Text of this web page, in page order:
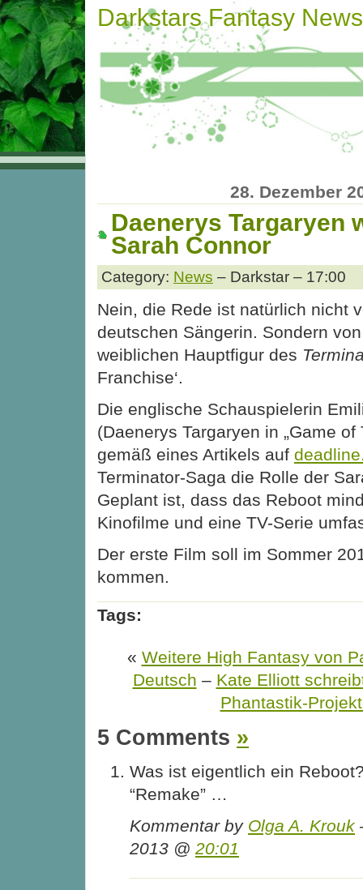
Darkstars Fantasy News
28. Dezember
Daenerys Targaryen
Sarah Connor
Category: News – Darkstar – 17:00
Nein, die Rede ist natürlich nicht
deutschen Sängerin. Sondern
weiblichen Hauptfigur des
Franchise‘.
Die englische Schauspielerin
(Daenerys Targaryen in „Game of
gemäß eines Artikels auf
Terminator-Saga die Rolle der
Geplant ist, dass das Reboot
Kinofilme und eine TV-Serie
Der erste Film soll im Sommer
kommen.
Tags:
« Weitere High Fantasy von
Deutsch – Kate Elliott
Phantastik-
5 Comments »
Was ist eigentlich ein
“Remake” …
Kommentar by Olga A. Krouk
2013 @ 20:01